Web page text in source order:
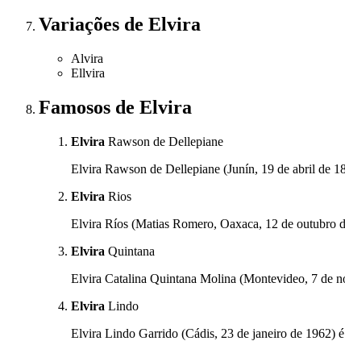
Variações de Elvira
Alvira
Ellvira
Famosos de Elvira
Elvira Rawson de Dellepiane
Elvira Rawson de Dellepiane (Junín, 19 de abril de
Elvira Rios
Elvira Ríos (Matias Romero, Oaxaca, 12 de outubro
Elvira Quintana
Elvira Catalina Quintana Molina (Montevideo, 7 de
Elvira Lindo
Elvira Lindo Garrido (Cádis, 23 de janeiro de 1962)